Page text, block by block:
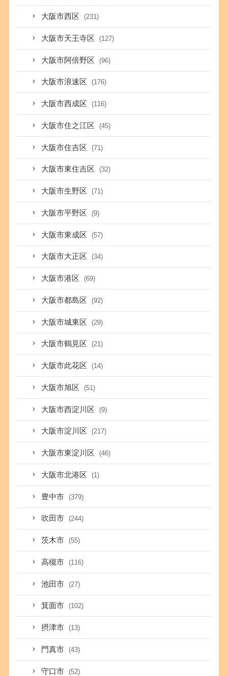
大阪市西区 (231)
大阪市天王寺区 (127)
大阪市阿倍野区 (96)
大阪市浪速区 (176)
大阪市西成区 (116)
大阪市住之江区 (45)
大阪市住吉区 (71)
大阪市東住吉区 (32)
大阪市生野区 (71)
大阪市平野区 (9)
大阪市東成区 (57)
大阪市大正区 (34)
大阪市港区 (69)
大阪市都島区 (92)
大阪市城東区 (29)
大阪市鶴見区 (21)
大阪市此花区 (14)
大阪市旭区 (51)
大阪市西淀川区 (9)
大阪市淀川区 (217)
大阪市東淀川区 (46)
大阪市北港区 (1)
豊中市 (379)
吹田市 (244)
茨木市 (55)
高槻市 (116)
池田市 (27)
箕面市 (102)
摂津市 (13)
門真市 (43)
守口市 (52)